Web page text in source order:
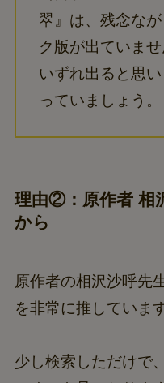
翠』は、残念な
ク版が出ていませ
いずれ出ると思
っていましょう。
理由②：原作者 相
から
原作者の相沢沙呼先
を非常に推しています
少し検索しただけで